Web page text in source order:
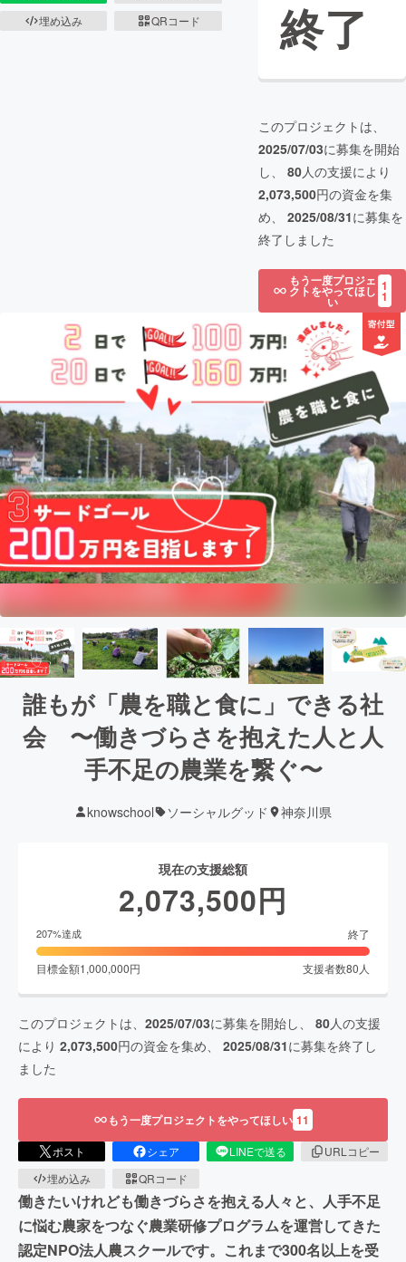
埋め込み
QRコード 終了
このプロジェクトは、
2025/07/03に募集を開始
し、 80人の支援により
2,073,500円の資金を集
め、 2025/08/31に募集を
終了しました
もう一度プロジェ
クトをやってほし
い
1
1
誰もが「農を職と食に」できる社
会 〜働きづらさを抱えた人と人
手不足の農業を繋ぐ〜
knowschool ソーシャルグッド 神奈川県
現在の支援総額
2,073,500円
207%達成 終了
目標金額1,000,000円 支援者数80 人
このプロジェクトは、 2025/07/03に募集を開始し、 80人の支援
により 2,073,500円の資金を集め、 2025/08/31に募集を終了し
ました
もう一度プロジェクトをやってほしい 11
ポスト シェア LINEで送る
URLコピー
埋め込み
QRコード
働きたいけれども働きづらさを抱える人々と、人手不足
に悩む農家をつなぐ農業研修プログラムを運営してきた
認定NPO法人農スクールです。これまで300名以上を受